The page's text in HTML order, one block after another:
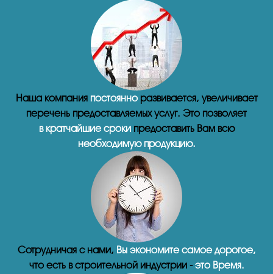
Наша компанияпостоянноразвивается, увеличивает
перечень предоставляемых услуг. Это позволяет
в кратчайшие срокипредоставить Вам всю
необходимую продукцию.
Сотрудничая с нами, Вы экономите самое дорогое,
что есть в строительной индустрии -это Время.